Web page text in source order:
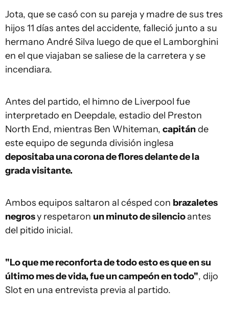
Jota, que se casó con su pareja y madre de sus tres
hijos 11 días antes del accidente, falleció junto a su
hermano André Silva luego de que el Lamborghini
en el que viajaban se saliese de la carretera y se
incendiara.
Antes del partido, el himno de Liverpool fue
interpretado en Deepdale, estadio del Preston
North End, mientras Ben Whiteman, capitánde
este equipo de segunda división inglesa
depositaba una corona de flores delante de la
grada visitante.
Ambos equipos saltaron al césped con brazaletes
negrosy respetaron un minuto de silencioantes
del pitido inicial.
"Lo que me reconforta de todo esto es que en su
último mes de vida, fue un campeón en todo", dijo
Slot en una entrevista previa al partido.